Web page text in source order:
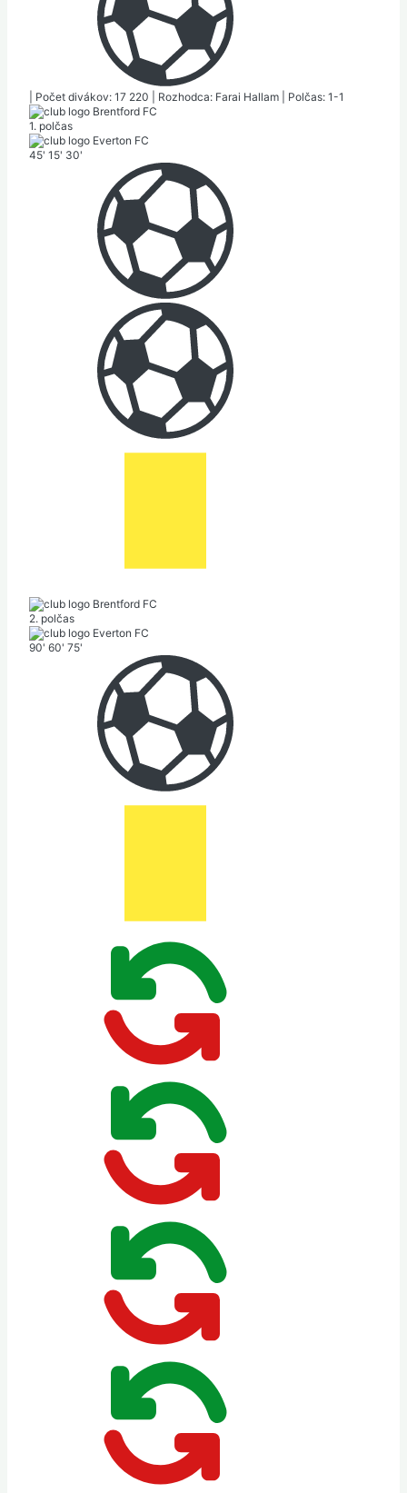
Počet divákov: 17 220 Rozhodca: Farai Hallam
Polčas: 1-1
Brentford FC
1. polčas
Everton FC
45' 15' 30'
Brentford FC
2. polčas
Everton FC
90' 60' 75'